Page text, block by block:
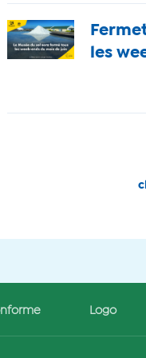
les
Logo